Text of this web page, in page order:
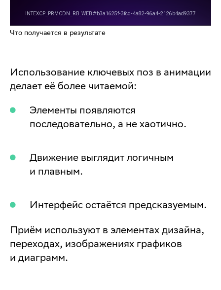
Что получается в результате
Использование ключевых поз в анимации
делает её более читаемой:
Элементы появляются
последовательно, а не хаотично.
Движение выглядит логичным
и плавным.
Интерфейс остаётся предсказуемым.
Приём используют в элементах дизайна,
переходах, изображениях графиков
и диаграмм.